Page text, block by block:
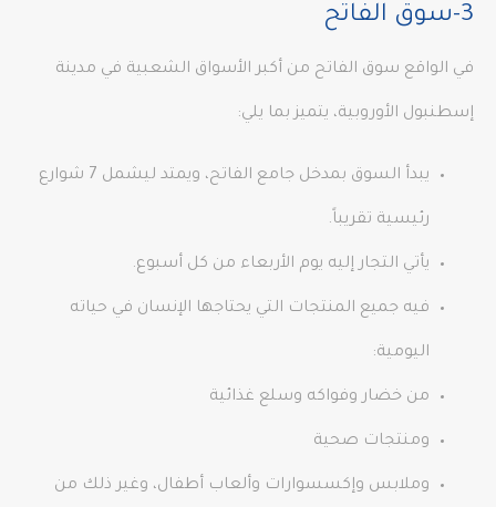
3-سوق الفاتح
في الواقع سوق الفاتح من أكبر الأسواق الشعبية في مدينة
إسطنبول الأوروبية، يتميز بما يلي:
يبدأ السوق بمدخل جامع الفاتح، ويمتد ليشمل 7 شوارع
رئيسية تقريباً.
يأتي التجار إليه يوم الأربعاء من كل أسبوع.
فيه جميع المنتجات التي يحتاجها الإنسان في حياته
اليومية:
من خضار وفواكه وسلع غذائية
ومنتجات صحية
وملابس وإكسسوارات وألعاب أطفال، وغير ذلك من